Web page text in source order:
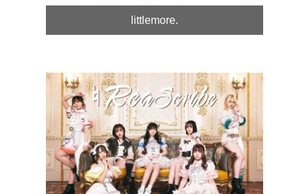
littlemore.